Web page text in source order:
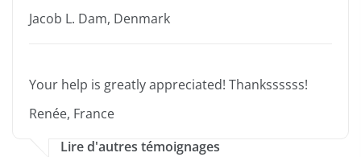
Jacob L. Dam, Denmark
Your help is greatly appreciated! Thankssssss!
Renée, France
Lire d'autres témoignages